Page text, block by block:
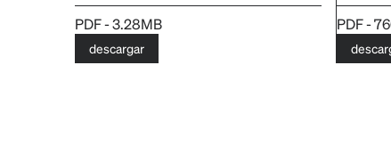
PDF - 3.28MB
descargar
PDF -